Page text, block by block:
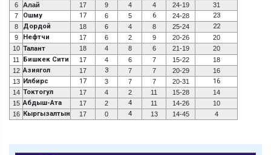
6
Алай 17 9 4 4 24-19
31
7
Ошму 17 6 5 6 24-28 23
8 Дордой 18 6 4 8 25-24 22
9 Нефтчи 17 6 2 9 20-26
20
10 Талант 18 4 8 6 21-19
20
11
Бишкек Сити 17 4 6 7 15-22
18
12 Азиягол 17 3 7 7 20-29
16
13 Илбирс 17 3 7 7 20-31 16
14 Токтогул 17 4 2 11 15-28
14
15 Абдыш-Ата 17 2 4 11 14-26
10
16 Кыргызалтын 17 0 4 13 14-45 4